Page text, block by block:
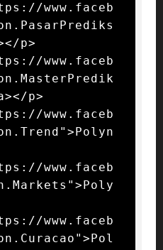
www.faceb
p>
www.faceb
p>
www.faceb
www.faceb
www.faceb